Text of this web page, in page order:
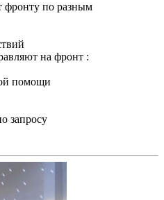
фронту по разным
на фронт :
помощи
запросу